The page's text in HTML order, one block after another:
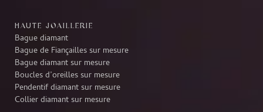
HAUTE JOAILLERIE
Bague diamant
Bague de Fiançailles sur mesure
Bague diamant sur mesure
Boucles d’oreilles sur mesure
Pendentif diamant sur mesure
Collier diamant sur mesure